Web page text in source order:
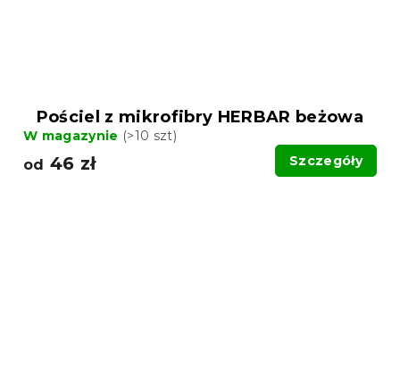
Pościel z mikrofibry HERBAR beżowa
W magazynie (>10 szt)
od 46 zł Szczegóły